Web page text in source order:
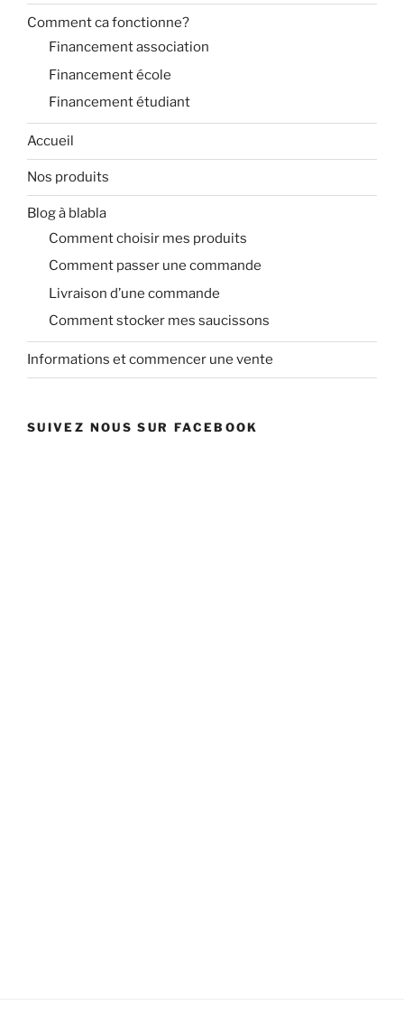
Comment ca fonctionne?
Financement association
Financement école
Financement étudiant
Accueil
Nos produits
Blog à blabla
Comment choisir mes produits
Comment passer une commande
Livraison d’une commande
Comment stocker mes saucissons
Informations et commencer une vente
SUIVEZ NOUS SUR FACEBOOK